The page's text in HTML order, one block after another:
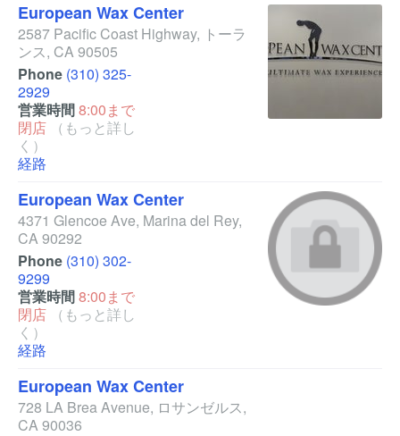
European Wax Center
2587 Pacific Coast Highway, トーラ
ンス, CA90505
Phone (310) 325-
2929
営業時間8:00まで
閉店
（もっと詳し
く）
経路
European Wax Center
4371 Glencoe Ave, Marina del Rey,
CA90292
Phone (310) 302-
9299
営業時間8:00まで
閉店
（もっと詳し
く）
経路
European Wax Center
728 LA Brea Avenue, ロサンゼルス,
CA90036